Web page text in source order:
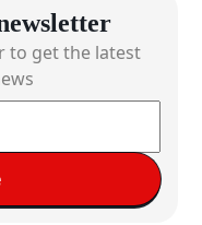
to get the latest